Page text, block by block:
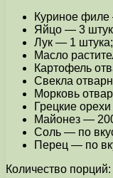
Куриное
Яйцо — 3
Лук — 1 штука;
Масло
Картофель
Свекла
Морковь
Грецкие
Майонез —
Соль — по
Перец — по
Количество